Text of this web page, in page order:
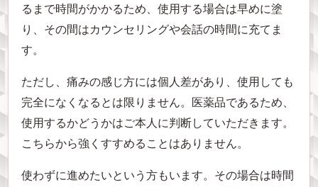
るまで時間がかかるため、使用する場合は早めに塗
り、その間はカウンセリングや会話の時間に充てま
す。
ただし、痛みの感じ方には個人差があり、使用しても
完全になくなるとは限りません。医薬品であるため、
使用するかどうかはご本人に判断していただきます。
こちらから強くすすめることはありません。
使わずに進めたいという方もいます。その場合は時間